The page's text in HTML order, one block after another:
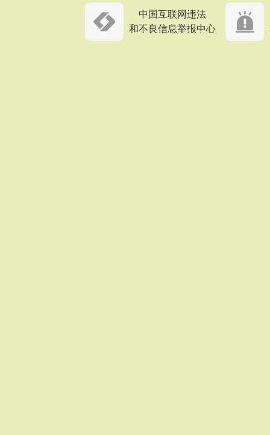
中国互联网违法
和不良信息举报中心